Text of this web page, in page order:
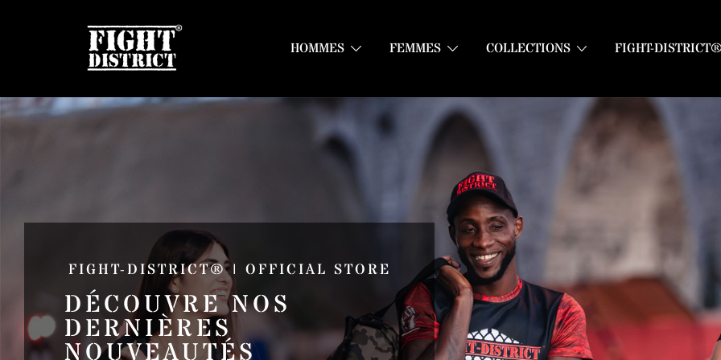
FIGHT-DISTRICT STORE®
HOMMES FEMMES COLLECTIONS FIGHT-
FIGHT-DISTRICT® | OFFICIAL STORE
DÉCOUVRE NOS
DERNIÈRES
NOUVEAUTÉS